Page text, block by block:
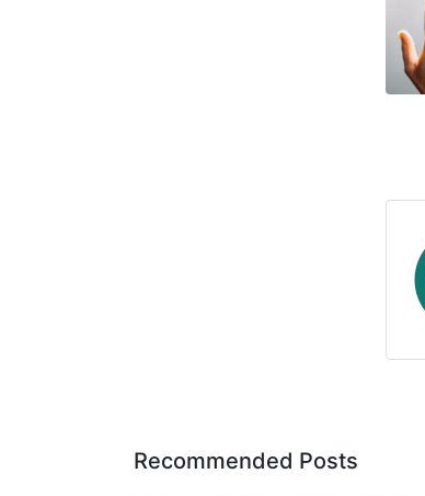
Recommended Posts